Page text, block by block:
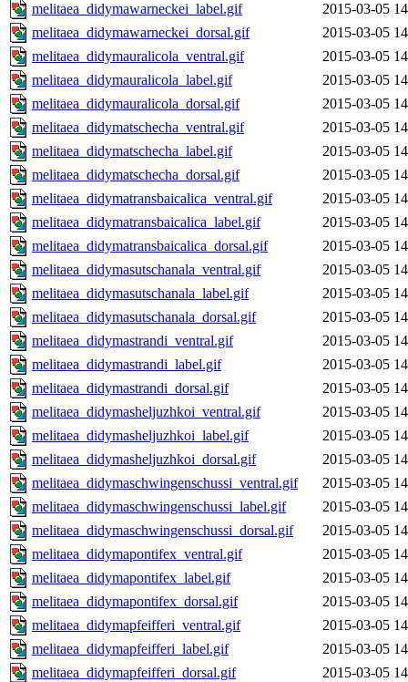
melitaea_didymawarneckei_label.gif
2015-03-05
melitaea_didymawarneckei_dorsal.gif
2015-03-05
melitaea_didymauralicola_ventral.gif
2015-03-05
melitaea_didymauralicola_label.gif
2015-03-05
melitaea_didymauralicola_dorsal.gif
2015-03-05
melitaea_didymatschecha_ventral.gif
2015-03-05
melitaea_didymatschecha_label.gif
2015-03-05
melitaea_didymatschecha_dorsal.gif
2015-03-05
melitaea_didymatransbaicalica_ventral.gif
2015-03-05
melitaea_didymatransbaicalica_label.gif
2015-03-05
melitaea_didymatransbaicalica_dorsal.gif
2015-03-05
melitaea_didymasutschanala_ventral.gif
2015-03-05
melitaea_didymasutschanala_label.gif
2015-03-05
melitaea_didymasutschanala_dorsal.gif
2015-03-05
melitaea_didymastrandi_ventral.gif
2015-03-05
melitaea_didymastrandi_label.gif
2015-03-05
melitaea_didymastrandi_dorsal.gif
2015-03-05
melitaea_didymasheljuzhkoi_ventral.gif
2015-03-05
melitaea_didymasheljuzhkoi_label.gif
2015-03-05
melitaea_didymasheljuzhkoi_dorsal.gif
2015-03-05
melitaea_didymaschwingenschussi_ventral.gif
2015-03-05
melitaea_didymaschwingenschussi_label.gif
2015-03-05
melitaea_didymaschwingenschussi_dorsal.gif
2015-03-05
melitaea_didymapontifex_ventral.gif
2015-03-05
melitaea_didymapontifex_label.gif
2015-03-05
melitaea_didymapontifex_dorsal.gif
2015-03-05
melitaea_didymapfeifferi_ventral.gif
2015-03-05
melitaea_didymapfeifferi_label.gif
2015-03-05
melitaea_didymapfeifferi_dorsal.gif
2015-03-05